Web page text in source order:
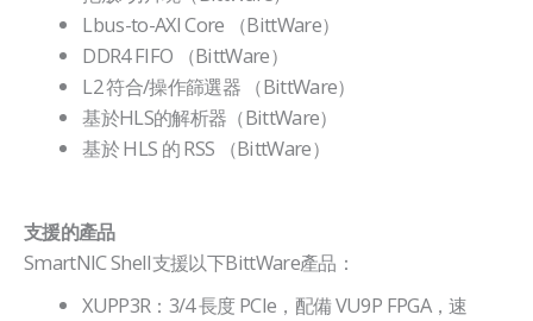
Lbus-to-AXI Core （BittWare）
DDR4 FIFO （BittWare）
L2 符合/操作篩選器 （BittWare）
基於HLS的解析器（BittWare）
基於 HLS 的 RSS （BittWare）
支援的產品
SmartNIC Shell支援以下BittWare產品：
XUPP3R：3/4 長度 PCIe，配備 VU9P FPGA，速